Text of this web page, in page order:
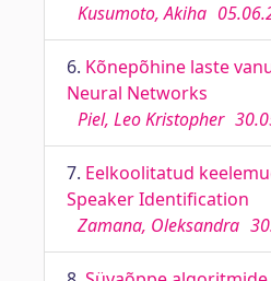
Kusumoto, Akiha
6. Kõnepõhine laste
Neural Networks
Piel, Leo Kristopher
7. Eelkoolitatud
Speaker Identification
Zamana, Oleksandra